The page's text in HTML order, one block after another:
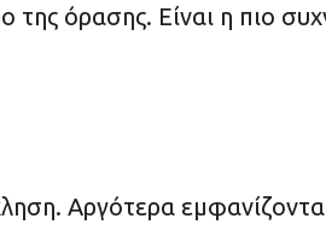
όρασης. Είναι η πιο
Αργότερα